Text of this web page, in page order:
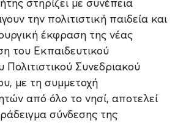
στηρίζει με συνέπεια
την πολιτιστική παιδεία και
έκφραση της νέας
του Εκπαιδευτικού
Συνεδριακού
με τη συμμετοχή
από όλο το νησί, αποτελεί
σύνδεσης της